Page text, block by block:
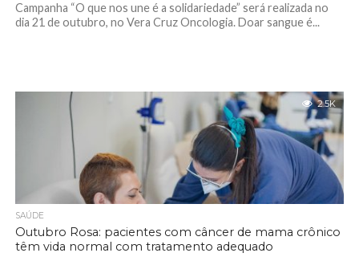
Campanha “O que nos une é a solidariedade” será realizada no
dia 21 de outubro, no Vera Cruz Oncologia. Doar sangue é...
2.5K
SAÚDE
Outubro Rosa: pacientes com câncer de mama crônico
têm vida normal com tratamento adequado